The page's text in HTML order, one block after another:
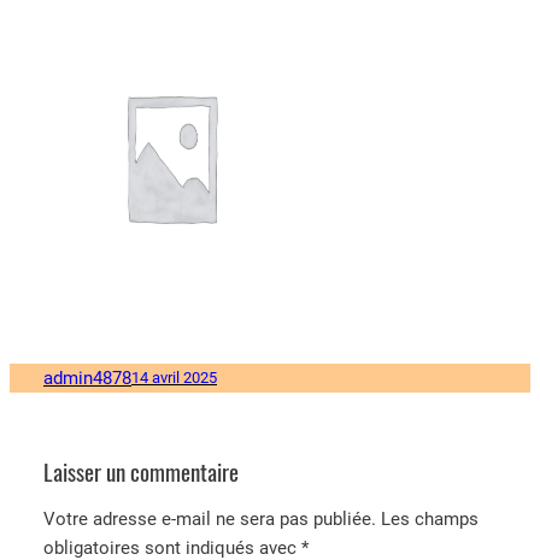
admin487814 avril 2025
Laisser un commentaire
Votre adresse e-mail ne sera pas publiée. Les champs
obligatoires sont indiqués avec *